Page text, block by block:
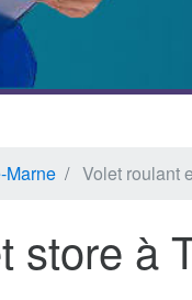
Marne Volet roulant
store à